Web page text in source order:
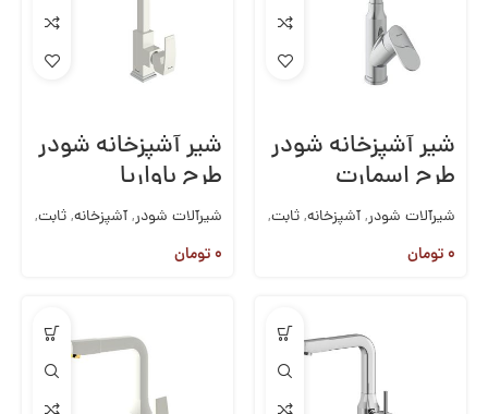
شیر آشپزخانه شودر
طرح اسمارت
شیرآلات شودر,آشپزخانه,ثابت,
شیرآلات روکار
۰تومان
شیر آشپزخانه شودر
طرح باواریا
شیرآلات شودر,آشپزخانه,ثابت,
شیرآلات روکار
۰تومان